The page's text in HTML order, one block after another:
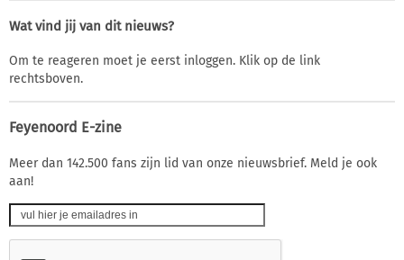
Wat vind jij van dit nieuws?
Om te reageren moet je eerst inloggen. Klik op de link
rechtsboven.
Feyenoord E-zine
Meer dan 142.500 fans zijn lid van onze nieuwsbrief. Meld je ook
aan!